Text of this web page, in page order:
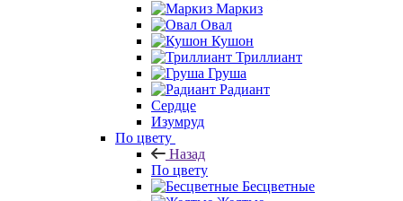
Маркиз
Овал
Кушон
Триллиант
Груша
Радиант
Сердце
Изумруд
По цвету
Назад
По цвету
Бесцветные